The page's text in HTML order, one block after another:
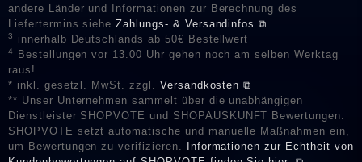
andere Länder und Informationen zur Berechnung des
Liefertermins sieheZahlungs- & Versandinfos ⧉
3 innerhalb Deutschlands ab 50€ Bestellwert
4
Bestellungen vor 13.00 Uhr gehen noch am selben Werktag
raus!
* inkl. gesetzl. MwSt. zzgl. Versandkosten ⧉
** Unser Unternehmen sammelt über die unabhängigen
Dienstleister SHOPVOTE und SHOPAUSKUNFT Bewertungen.
SHOPVOTE setzt automatische und manuelle Maßnahmen ein,
um Bewertungen zu verifizieren.
Informationen zur Echtheit von